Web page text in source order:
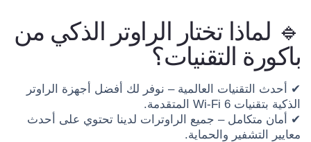
🔹 لماذا تختار الراوتر الذكي من
باكورة التقنيات؟
✔ أحدث التقنيات العالمية – نوفر لك أفضل أجهزة الراوتر
الذكية بتقنيات Wi-Fi 6 المتقدمة.
✔ أمان متكامل – جميع الراوترات لدينا تحتوي على أحدث
معايير التشفير والحماية.